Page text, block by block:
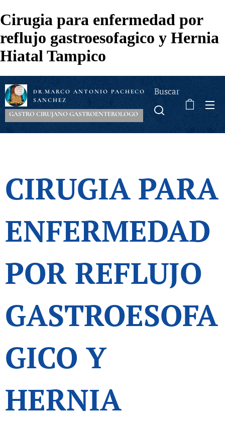
Cirugia para enfermedad por
reflujo gastroesofagico y Hernia
Hiatal Tampico
DR . MARCO ANTONIO PACHECO
SANCHEZ
GASTRO CIRUJANO GASTROENTEROLOGO
Buscar
CIRUGIA PARA
ENFERMEDAD
POR REFLUJO
GASTROESOFA
GICO Y
HERNIA